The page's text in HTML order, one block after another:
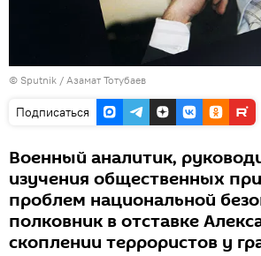
© Sputnik / Азамат Тотубаев
Подписаться
Военный аналитик,
изучения общественных
проблем национальной
полковник в отставке
скоплении террористов у